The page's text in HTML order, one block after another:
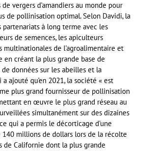
vergers d’amandiers au monde pour
de pollinisation optimal. Selon Davidi, la
à long terme avec les
de semences, les apiculteurs
multinationales de l’agroalimentaire et
en créant la plus grande base de
données sur les abeilles et la
ajouté qu’en 2021, la société « est
plus grand fournisseur de pollinisation
en œuvre le plus grand réseau au
simultanément sur des dizaines
qui a permis le décorticage d’une
millions de dollars lors de la récolte
de Californie dont la plus grande